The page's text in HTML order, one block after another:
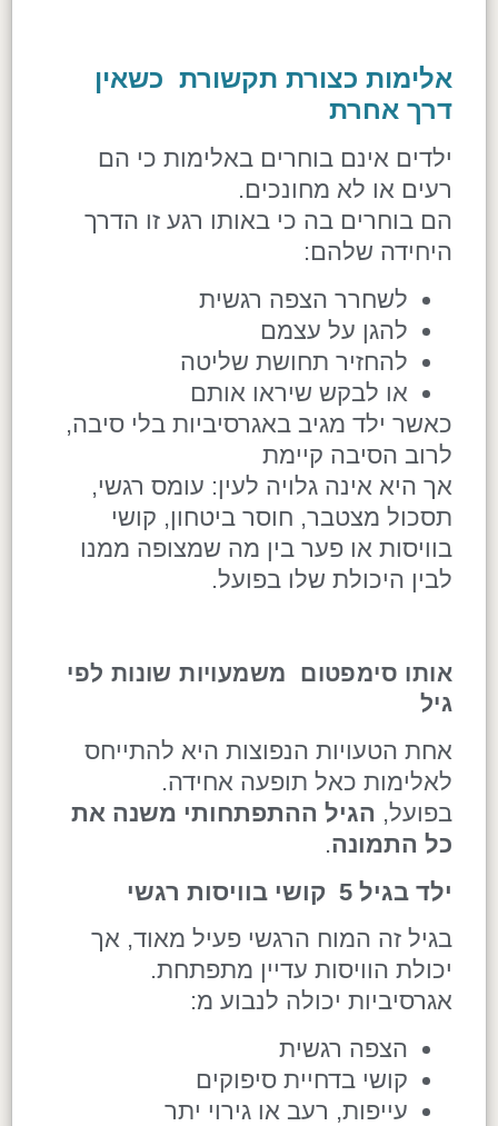
אלימות כצורת תקשורת כשאין
דרך אחרת
ילדים אינם בוחרים באלימות כי הם
רעים או לא מחונכים.
הם בוחרים בה כי באותו רגע זו הדרך
היחידה שלהם:
לשחרר הצפה רגשית
להגן על עצמם
להחזיר תחושת שליטה
או לבקש שיראו אותם
כאשר ילד מגיב באגרסיביות בלי סיבה,
לרוב הסיבה קיימת
אך היא אינה גלויה לעין: עומס רגשי,
תסכול מצטבר, חוסר ביטחון, קושי
בוויסות או פער בין מה שמצופה ממנו
לבין היכולת שלו בפועל.
אותו סימפטום משמעויות שונות לפי
גיל
אחת הטעויות הנפוצות היא להתייחס
לאלימות כאל תופעה אחידה.
בפועל, הגיל ההתפתחותי משנה את
כל התמונה.
ילד בגיל 5 קושי בוויסות רגשי
בגיל זה המוח הרגשי פעיל מאוד, אך
יכולת הוויסות עדיין מתפתחת.
אגרסיביות יכולה לנבוע מ:
הצפה רגשית
קושי בדחיית סיפוקים
עייפות, רעב או גירוי יתר